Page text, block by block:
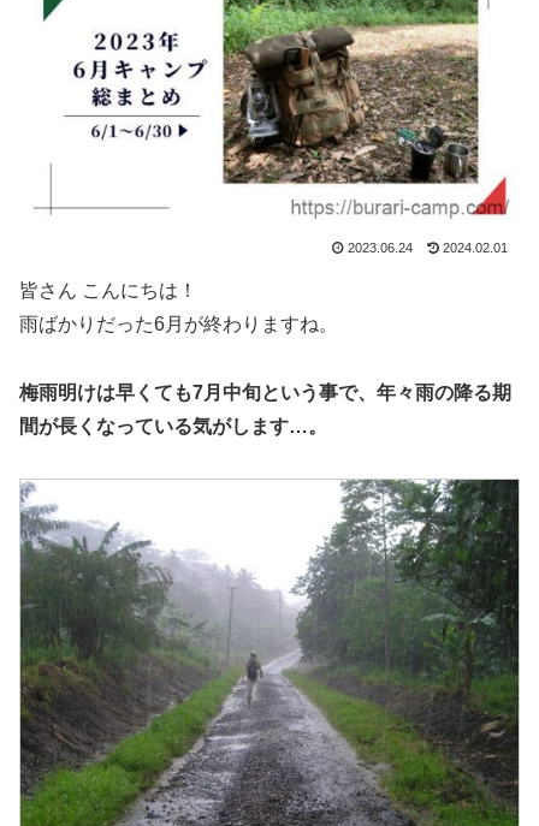
2023.06.24 2024.02.01
皆さん こんにちは！
雨ばかりだった6月が終わりますね。
梅雨明けは早くても7月中旬という事で、年々雨の降る期
間が長くなっている気がします…。